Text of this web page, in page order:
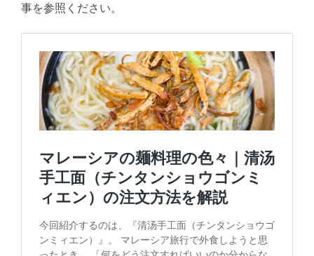
事を参照ください。